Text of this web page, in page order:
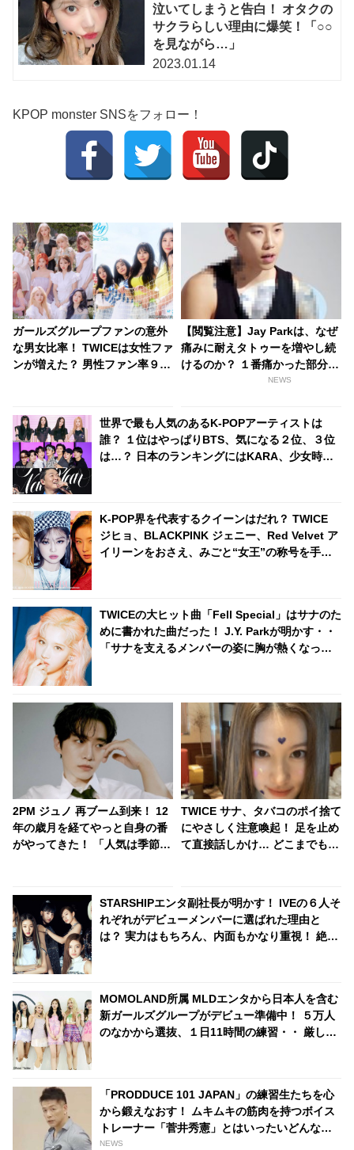
泣いてしまうと告白！ オタクの
サクラらしい理由に爆笑！「○○
を見ながら…」
2023.01.14
KPOP monster SNSをフォロー！
ガールズグループファンの意外
な男女比率！ TWICEは女性ファ
ンが増えた？ 男性ファン率９割
【閲覧注意】Jay Parkは、なぜ
痛みに耐えタトゥーを増やし続
けるのか？ １番痛かった部分や
タトゥーの意味、始めたキッカ
NEWS
世界で最も人気のあるK-POPアーティストは
誰？ １位はやっぱりBTS、気になる２位、３位
は…？ 日本のランキングにはKARA、少女時代
K-POP界を代表するクイーンはだれ？ TWICE
ジヒョ、BLACKPINK ジェニー、Red Velvet ア
イリーンをおさえ、みごと“女王”の称号を手に
TWICEの大ヒット曲「Fell Special」はサナのた
めに書かれた曲だった！ J.Y. Parkが明かす・・
「サナを支えるメンバーの姿に胸が熱くなっ
2PM ジュノ 再ブーム到来！ 12
年の歳月を経てやっと自身の番
がやってきた！ 「人気は季節と
TWICE サナ、タバコのポイ捨て
にやさしく注意喚起！ 足を止め
て直接話しかけ… どこまでも真
STARSHIPエンタ副社長が明かす！ IVEの６人そ
れぞれがデビューメンバーに選ばれた理由と
は？ 実力はもちろん、内面もかなり重視！ 絶え
MOMOLAND所属 MLDエンタから日本人を含む
新ガールズグループがデビュー準備中！ ５万人
のなかから選抜、１日11時間の練習・・ 厳しい
「PRODDUCE 101 JAPAN」の練習生たちを心
から鍛えなおす！ ムキムキの筋肉を持つボイス
トレーナー「菅井秀憲」とはいったいどんな
人？
NEWS